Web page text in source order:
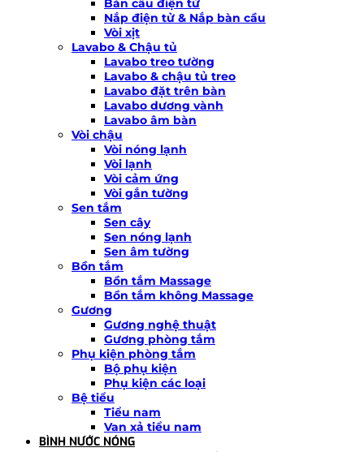
Bàn cầu điện tử
Nắp điện tử & Nắp bàn cầu
Vòi xịt
Lavabo & Chậu tủ
Lavabo treo tường
Lavabo & chậu tủ treo
Lavabo đặt trên bàn
Lavabo dương vành
Lavabo âm bàn
Vòi chậu
Vòi nóng lạnh
Vòi lạnh
Vòi cảm ứng
Vòi gắn tường
Sen tắm
Sen cây
Sen nóng lạnh
Sen âm tường
Bồn tắm
Bồn tắm Massage
Bồn tắm không Massage
Gương
Gương nghệ thuật
Gương phòng tắm
Phụ kiện phòng tắm
Bộ phụ kiện
Phụ kiện các loại
Bệ tiểu
Tiểu nam
Van xả tiểu nam
BÌNH NƯỚC NÓNG